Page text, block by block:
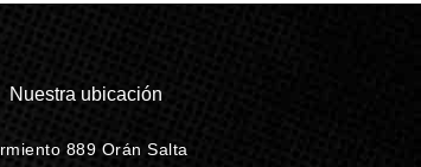
Nuestra ubicación
889 Orán Salta